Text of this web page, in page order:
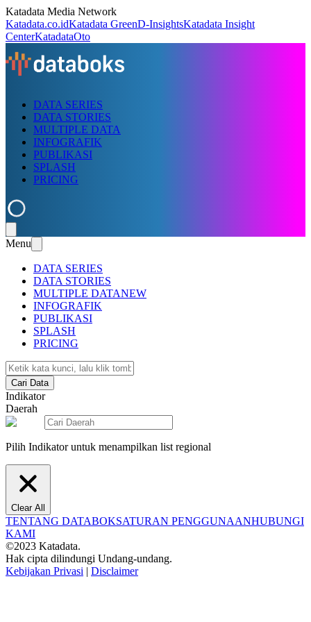
Katadata Media Network
Katadata.co.idKatadata GreenD-InsightsKatadata Insight
CenterKatadataOto
DATA SERIES
DATA STORIES
MULTIPLE DATA
INFOGRAFIK
PUBLIKASI
SPLASH
PRICING
Menu
DATA SERIES
DATA STORIES
MULTIPLE DATANEW
INFOGRAFIK
PUBLIKASI
SPLASH
PRICING
Cari Data
Indikator
Daerah
Pilih Indikator untuk menampilkan list regional
Clear All
TENTANG DATABOKSATURAN PENGGUNAANHUBUNGI
KAMI
©2023 Katadata.
Hak cipta dilindungi Undang-undang.
Kebijakan Privasi | Disclaimer